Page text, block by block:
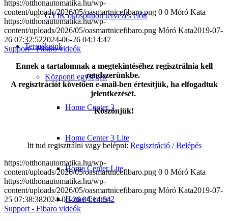
GYIK okosotthon tervezés előtt
Termékeink
Központi egységek
Home Center 3
Home Center 3 Lite
Home Center Lite
Home Center 2
https://otthonautomatika.hu/wp-
content/uploads/2026/05/oasmartnicefibaro.png 0 0 Móró Kata
https://otthonautomatika.hu/wp-
content/uploads/2026/05/oasmartnicefibaro.png Móró Kata2019-07-
26 07:32:522024-06-26 04:14:47
Support - Fibaro videók
Ennek a tartalomnak a megtekintéséhez regisztrálnia kell
rendszerünkbe.
A regisztrációt követően e-mail-ben értesítjük, ha elfogadtuk
jelentkezését.
Köszönjük!
Itt tud regisztrálni vagy belépni: Regisztráció / Belépés
https://otthonautomatika.hu/wp-
content/uploads/2026/05/oasmartnicefibaro.png 0 0 Móró Kata
https://otthonautomatika.hu/wp-
content/uploads/2026/05/oasmartnicefibaro.png Móró Kata2019-07-
25 07:38:382024-06-26 04:14:54
Support - Fibaro videók